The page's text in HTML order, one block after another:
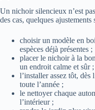
Un nichoir silencieux n’est
des cas, quelques ajustements
choisir un modèle en
espèces déjà présentes ;
placer le nichoir à la
un endroit calme et sûr ;
l’installer assez tôt, dès
toute l’année ;
le nettoyer chaque
l’intérieur ;